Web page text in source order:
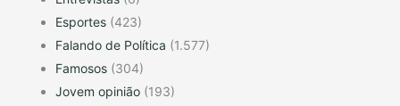
Esportes (423)
Falando de Política (1.577)
Famosos (304)
Jovem opinião (193)